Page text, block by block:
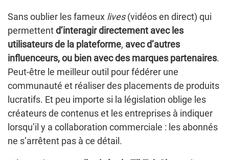
Sans oublier les fameux lives(vidéos en direct) qui
permettentd’interagir directement avec les
utilisateurs de la plateforme, avec d’autres
influenceurs, ou bien avec des marques partenaires.
Peut-être le meilleur outil pour fédérer une
communauté et réaliser des placements de produits
lucratifs. Et peu importe si la législation oblige les
créateurs de contenus et les entreprises à indiquer
lorsqu’il y a collaboration commerciale : les abonnés
ne s’arrêtent pas à ce détail.